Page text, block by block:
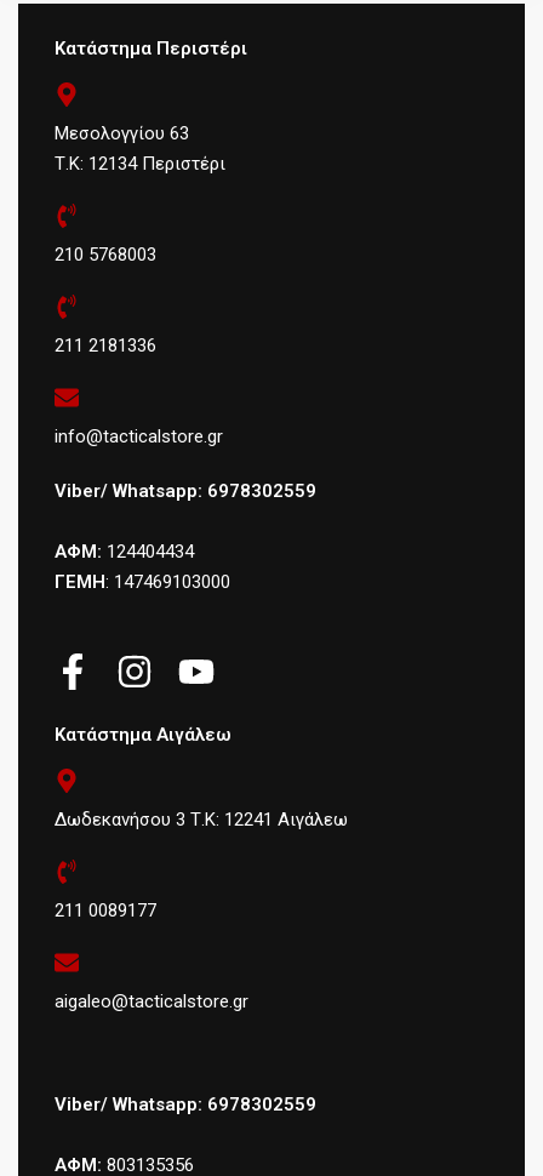
Κατάστημα Περιστέρι
Μεσολογγίου 63
Τ.Κ: 12134 Περιστέρι
210 5768003
211 2181336
info@tacticalstore.gr
Viber/ Whatsapp: 6978302559
ΑΦΜ: 124404434
ΓΕΜΗ: 147469103000
Κατάστημα Αιγάλεω
Δωδεκανήσου 3 Τ.Κ: 12241 Αιγάλεω
211 0089177
aigaleo@tacticalstore.gr
Viber/ Whatsapp: 6978302559
ΑΦΜ: 803135356